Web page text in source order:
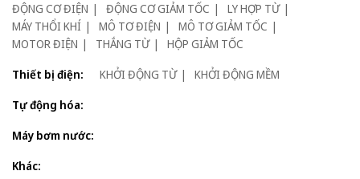
ĐỘNG CƠ ĐIỆN
ĐỘNG CƠ GIẢM TỐC
LY HỢP TỪ
MÁY THỔI KHÍ
MÔ TƠ ĐIỆN
MÔ TƠ GIẢM TỐC
MOTOR ĐIỆN
THẮNG TỪ
HỘP GIẢM TỐC
Thiết bị điện:
KHỞI ĐỘNG TỪ
KHỞI ĐỘNG MỀM
Tự động hóa:
Máy bơm nước:
Khác: